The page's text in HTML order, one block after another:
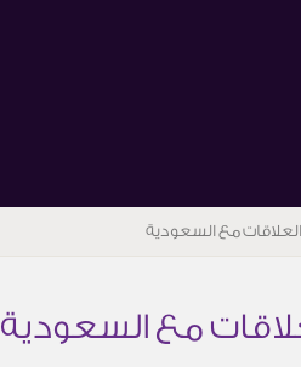
مع السعودية
مع السعودية